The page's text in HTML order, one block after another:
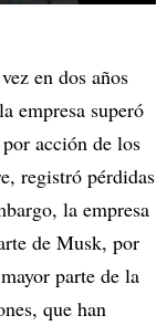
en dos años
empresa superó
acción de los
registró pérdidas
la empresa
de Musk, por
parte de la
que han